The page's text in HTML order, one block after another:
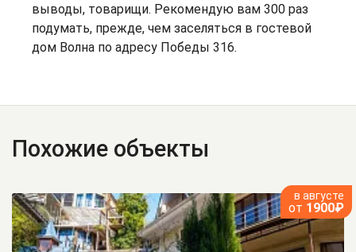
выводы, товарищи. Рекомендую вам 300 раз
подумать, прежде, чем заселяться в гостевой
дом Волна по адресу Победы 316.
Похожие объекты
в августе
от 1900₽